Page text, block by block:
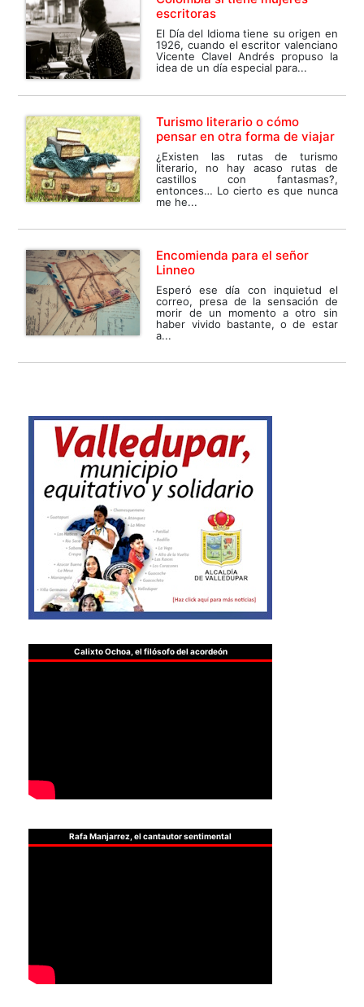
escritoras
El Día del Idioma tiene su origen en
1926, cuando el escritor valenciano
Vicente Clavel Andrés propuso la
idea de un día especial para...
Turismo literario o cómo
pensar en otra forma de viajar
¿Existen las rutas de turismo
literario, no hay acaso rutas de
castillos con fantasmas?,
entonces… Lo cierto es que nunca
me he...
Encomienda para el señor
Linneo
Esperó ese día con inquietud el
correo, presa de la sensación de
morir de un momento a otro sin
haber vivido bastante, o de estar
a...
Calixto Ochoa, el filósofo del acordeón
Rafa Manjarrez, el cantautor sentimental